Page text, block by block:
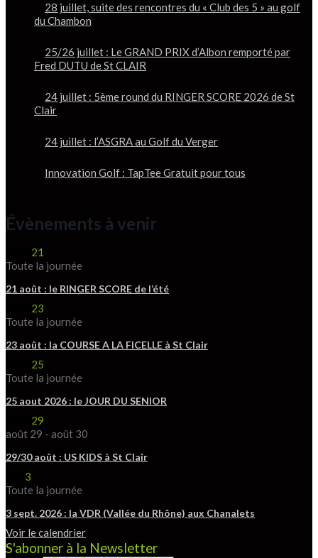
28 juillet, suite des rencontres du « Club des 5 » au golf
du Chambon
25/26 juillet : Le GRAND PRIX d’Albon remporté par
Fred DUTU de St CLAIR
24 juillet : 5ème round du RINGER SCORE 2026 de St
Clair
24 juillet : l’ASGRA au Golf du Verger
Innovation Golf : TapTee Gratuit pour tous
Évènements à venir
21
Toute la journée
21 août : le RINGER SCORE de l’été
23
Toute la journée
23 août : la COURSE A LA FICELLE à St Clair
25
Toute la journée
25 aout 2026 : le JOUR DU SENIOR
29
août 29 - août 30
29/30 août : US KIDS à St Clair
3
Toute la journée
3 sept. 2026 : la VDR (Vallée du Rhône) aux Chanalets
Voir le calendrier
S'abonner à la Newsletter